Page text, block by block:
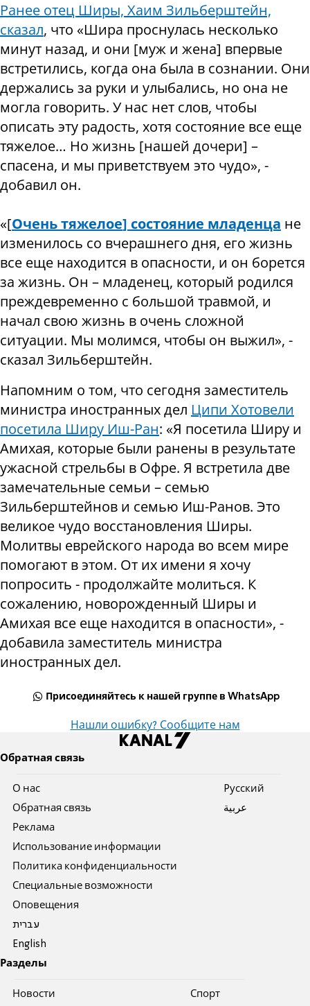
Ранее отец Ширы, Хаим Зильберштейн,
сказал, что «Шира проснулась несколько
минут назад, и они [муж и жена] впервые
встретились, когда она была в сознании. Они
держались за руки и улыбались, но она не
могла говорить. У нас нет слов, чтобы
описать эту радость, хотя состояние все еще
тяжелое… Но жизнь [нашей дочери] –
спасена, и мы приветствуем это чудо», -
добавил он.
«[Очень тяжелое] состояние младенца не
изменилось со вчерашнего дня, его жизнь
все еще находится в опасности, и он борется
за жизнь. Он – младенец, который родился
преждевременно с большой травмой, и
начал свою жизнь в очень сложной
ситуации. Мы молимся, чтобы он выжил», -
сказал Зильберштейн.
Напомним о том, что сегодня заместитель
министра иностранных дел Ципи Хотовели
посетила Ширу Иш-Ран: «Я посетила Ширу и
Амихая, которые были ранены в результате
ужасной стрельбы в Офре. Я встретила две
замечательные семьи – семью
Зильберштейнов и семью Иш-Ранов. Это
великое чудо восстановления Ширы.
Молитвы еврейского народа во всем мире
помогают в этом. От их имени я хочу
попросить - продолжайте молиться. К
сожалению, новорожденный Ширы и
Амихая все еще находится в опасности», -
добавила заместитель министра
иностранных дел.
Присоединяйтесь к нашей группе в WhatsApp
Нашли ошибку? Сообщите нам
Обратная связь
О нас
Обратная связь
Реклама
Использование информации
Политика конфиденциальности
Специальные возможности
Оповещения
עברית
English
Pусский
عربية
Разделы
Новости Спорт